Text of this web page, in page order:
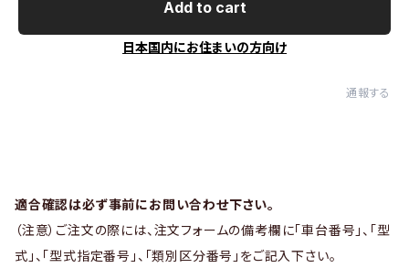
Add to cart
日本国内にお住まいの方向け
通報する
適合確認は必ず事前にお問い合わせ下さい。
（注意）ご注文の際には、注文フォームの備考欄に「車台番号」、「型
式」、「型式指定番号」、「類別区分番号」をご記入下さい。